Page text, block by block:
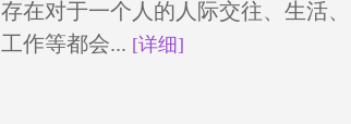
存在对于一个人的人际交往、生活、
工作等都会... [详细]